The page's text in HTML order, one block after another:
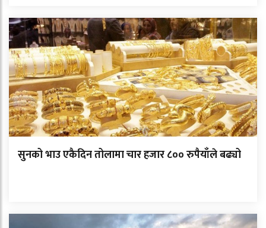
सुनको भाउ एकैदिन तोलामा चार हजार ८०० रुपैयाँले बढ्यो